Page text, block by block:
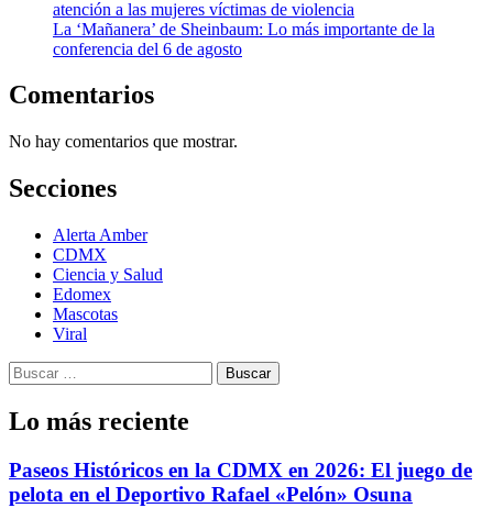
atención a las mujeres víctimas de violencia
La ‘Mañanera’ de Sheinbaum: Lo más importante de la
conferencia del 6 de agosto
Comentarios
No hay comentarios que mostrar.
Secciones
Alerta Amber
CDMX
Ciencia y Salud
Edomex
Mascotas
Viral
Buscar:
Lo más reciente
Paseos Históricos en la CDMX en 2026: El juego de
pelota en el Deportivo Rafael «Pelón» Osuna